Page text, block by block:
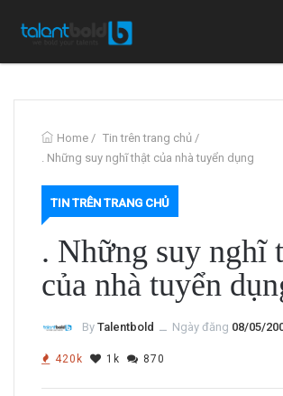
Home / Tin trên trang chủ /
. Những suy nghĩ thật của nhà tuyển dụng
TIN TRÊN TRANG CHỦ
. Những suy nghĩ
của nhà tuyển
By Talentbold ــ Ngày đăng 08/05/
420k 1k 870